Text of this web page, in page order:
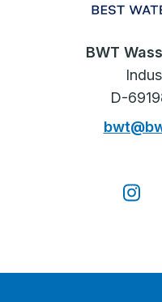
BWT
D-